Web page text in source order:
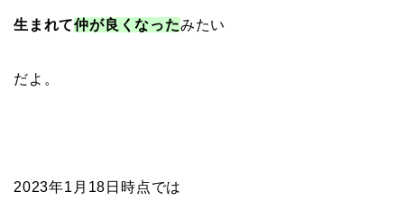
生まれて仲が良くなったみたい
だよ。
2023年1月18日時点では